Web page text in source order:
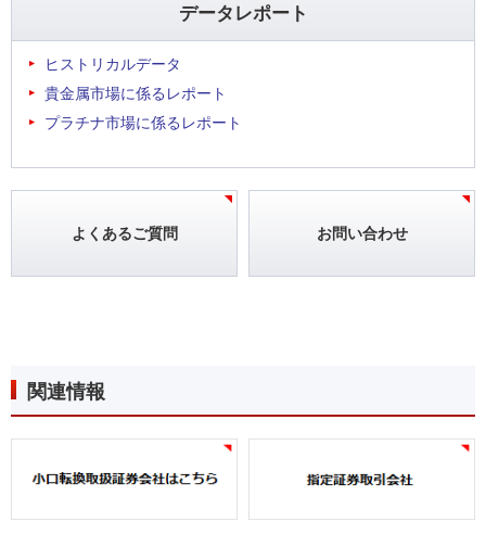
データレポート
ヒストリカルデータ
貴金属市場に係るレポート
プラチナ市場に係るレポート
よくあるご質問 お問い合わせ
関連情報